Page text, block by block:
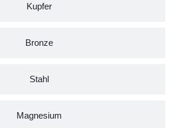
Kupfer
Bronze
Stahl
Magnesium